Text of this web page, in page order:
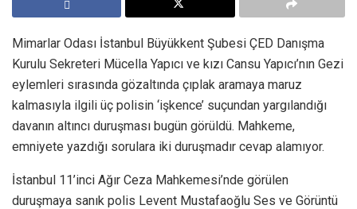
Mimarlar Odası İstanbul Büyükkent Şubesi ÇED Danışma
Kurulu Sekreteri Mücella Yapıcı ve kızı Cansu Yapıcı’nın Gezi
eylemleri sırasında gözaltında çıplak aramaya maruz
kalmasıyla ilgili üç polisin ‘işkence’ suçundan yargılandığı
davanın altıncı duruşması bugün görüldü. Mahkeme,
emniyete yazdığı sorulara iki duruşmadır cevap alamıyor.
İstanbul 11’inci Ağır Ceza Mahkemesi’nde görülen
duruşmaya sanık polis Levent Mustafaoğlu Ses ve Görüntü